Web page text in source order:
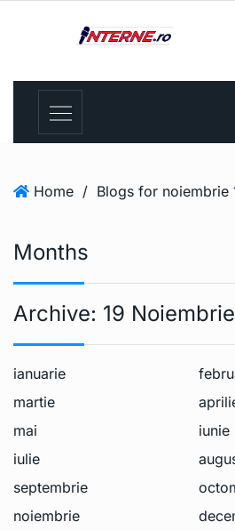
Home / Blogs for noiembrie
Months
Archive: 19
ianuarie
martie
mai
iunie
iulie
septembrie
noiembrie